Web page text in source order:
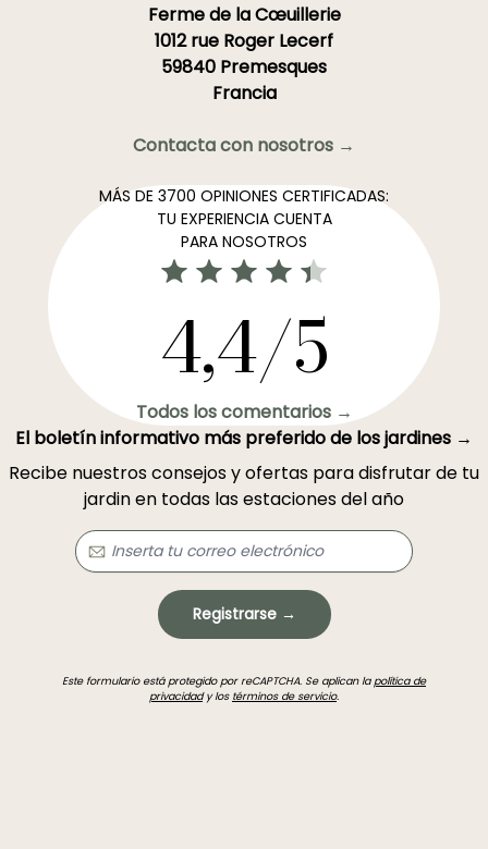
Ferme de la Cœuillerie
1012 rue Roger Lecerf
59840 Premesques
Francia
Contacta con nosotros →
MÁS DE 3700 OPINIONES CERTIFICADAS:
TU EXPERIENCIA CUENTA
PARA NOSOTROS
4,4/5
Todos los comentarios →
El boletín informativo más preferido de los jardines →
Recibe nuestros consejos y ofertas para disfrutar de tu
jardin en todas las estaciones del año
Registrarse →
Este formulario está protegido por reCAPTCHA. Se aplican la política de
privacidady los términos de servicio.